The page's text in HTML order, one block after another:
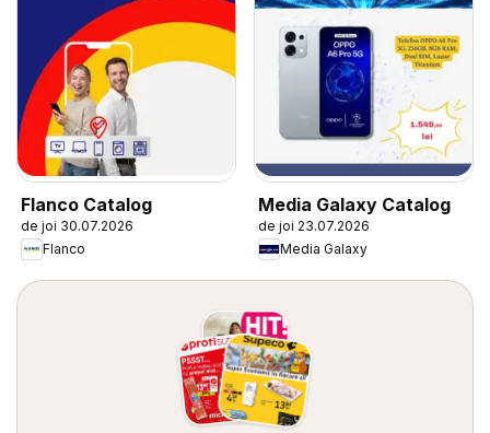
Flanco Catalog
de joi 30.07.2026
Flanco
Media Galaxy Catalog
de joi 23.07.2026
Media Galaxy